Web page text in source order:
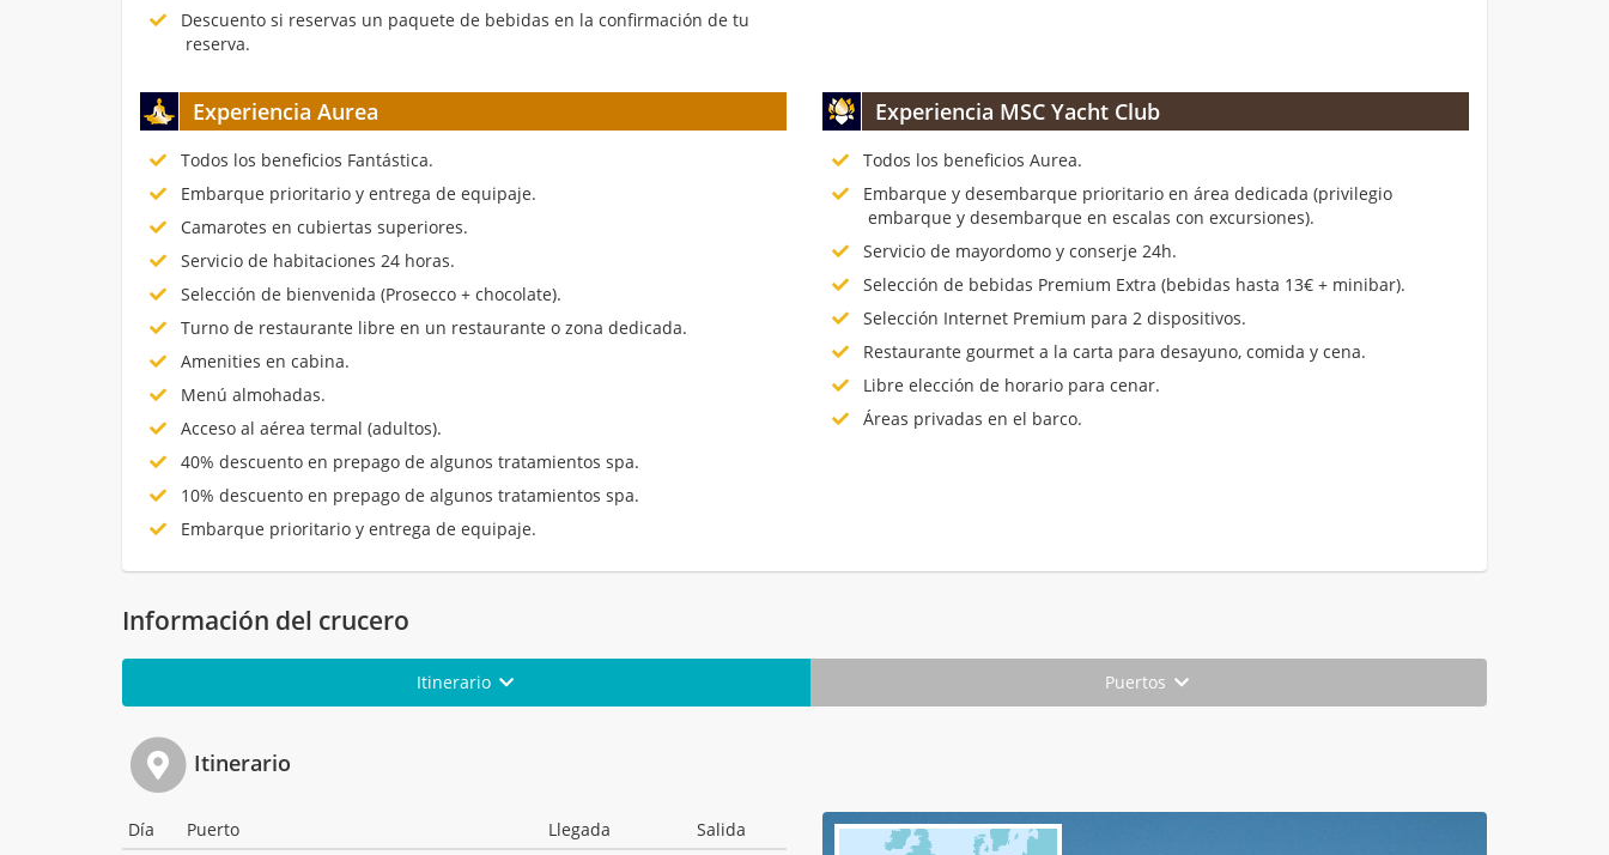
Descuento si reservas un paquete de bebidas en la confirmación de tu
reserva.
Experiencia Aurea
Todos los beneficios Fantástica.
Embarque prioritario y entrega de equipaje.
Camarotes en cubiertas superiores.
Servicio de habitaciones 24 horas.
Selección de bienvenida (Prosecco + chocolate).
Turno de restaurante libre en un restaurante o zona dedicada.
Amenities en cabina.
Menú almohadas.
Acceso al aérea termal (adultos).
40% descuento en prepago de algunos tratamientos spa.
10% descuento en prepago de algunos tratamientos spa.
Embarque prioritario y entrega de equipaje.
Experiencia MSC Yacht Club
Todos los beneficios Aurea.
Embarque y desembarque prioritario en área dedicada (privilegio
embarque y desembarque en escalas con excursiones).
Servicio de mayordomo y conserje 24h.
Selección de bebidas Premium Extra (bebidas hasta 13€ + minibar).
Selección Internet Premium para 2 dispositivos.
Restaurante gourmet a la carta para desayuno, comida y cena.
Libre elección de horario para cenar.
Áreas privadas en el barco.
Información del crucero
Itinerario Puertos
Itinerario
Día Puerto Llegada
Salida